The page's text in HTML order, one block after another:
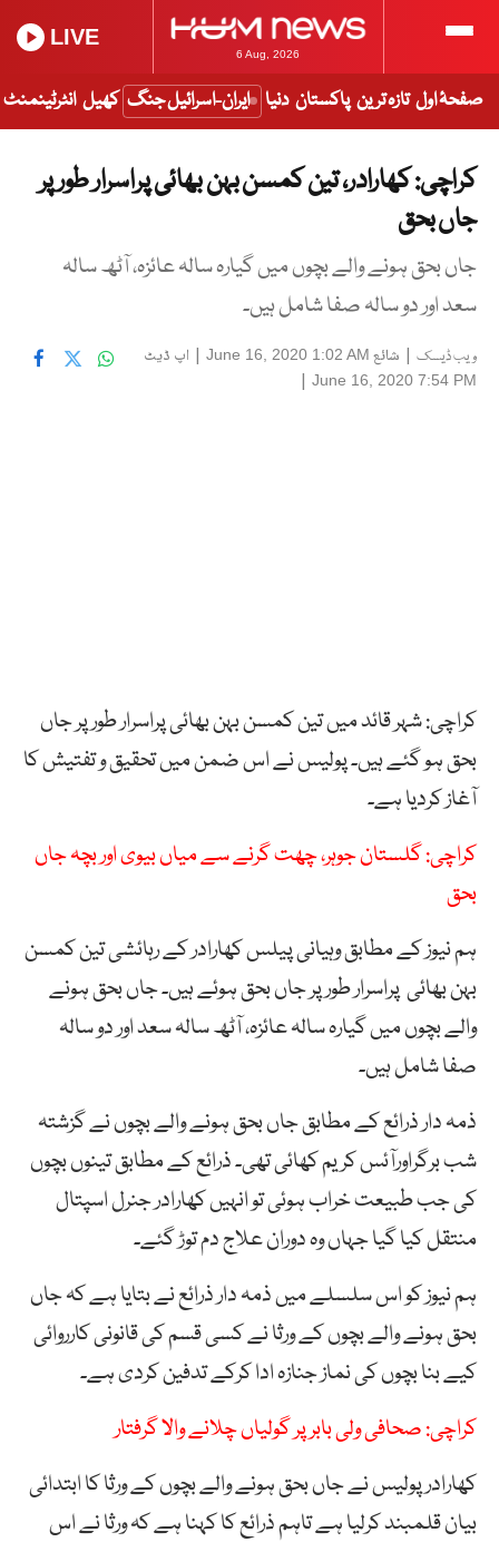
6 Aug, 2026
LIVE
صفحۂ اول تازہ ترین پاکستان دنیا ایران-اسرائیل جنگ کھیل انٹرٹینمنٹ
کراچی: کھارادر، تین کمسن بہن بھائی پراسرار طور پر
جاں بحق
جاں بحق ہونے والے بچوں میں گیارہ سالہ عائزہ، آٹھ سالہ
سعد اور دو سالہ صفا شامل ہیں۔
ویب ڈیسک | شائع June 16, 2020 1:02 AM
| اپ ڈیٹ
June 16, 2020 7:54 PM
|
کراچی: شہر قائد میں تین کمسن بہن بھائی پراسرار طور پر جاں
بحق ہو گئے ہیں۔ پولیس نے اس ضمن میں تحقیق و تفتیش کا
آغاز کردیا ہے۔
کراچی: گلستان جوہر، چھت گرنے سے میاں بیوی اور بچہ جاں
بحق
ہم نیوز کے مطابق وہیانی پیلس کھارادر کے رہائشی تین کمسن
بہن بھائی پراسرار طور پر جاں بحق ہوئے ہیں۔ جاں بحق ہونے
والے بچوں میں گیارہ سالہ عائزہ، آٹھ سالہ سعد اور دو سالہ
صفا شامل ہیں۔
ذمہ دار ذرائع کے مطابق جاں بحق ہونے والے بچوں نے گزشتہ
شب برگراورآئس کریم کھائی تھی۔ ذرائع کے مطابق تینوں بچوں
کی جب طبیعت خراب ہوئی تو انہیں کھارادر جنرل اسپتال
منتقل کیا گیا جہاں وہ دوران علاج دم توڑ گئے۔
ہم نیوز کو اس سلسلے میں ذمہ دار ذرائع نے بتایا ہے کہ جاں
بحق ہونے والے بچوں کے ورثا نے کسی قسم کی قانونی کارروائی
کیے بنا بچوں کی نماز جنازہ ادا کرکے تدفین کردی ہے۔
کراچی: صحافی ولی بابر پر گولیاں چلانے والا گرفتار
کھارادر پولیس نے جاں بحق ہونے والے بچوں کے ورثا کا ابتدائی
بیان قلمبند کرلیا ہے تاہم ذرائع کا کہنا ہے کہ ورثا نے اس